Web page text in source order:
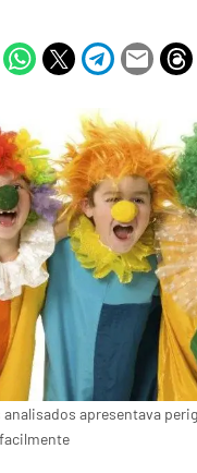
apresentava